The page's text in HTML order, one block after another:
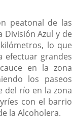
peatonal de las
Azul y de
lo que
efectuar grandes
en la zona
los paseos
del río en la zona
con el barrio
la Alcoholera.